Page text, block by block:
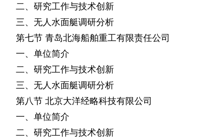
二、研究工作与技术创新
三、无人水面艇调研分析
第七节 青岛北海船舶重工有限责任公司
一、单位简介
二、研究工作与技术创新
三、无人水面艇调研分析
第八节 北京大洋经略科技有限公司
一、单位简介
二、研究工作与技术创新